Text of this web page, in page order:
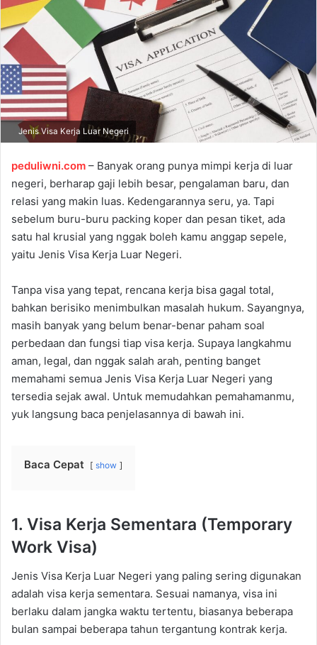
e
m
a
i
l
Jenis Visa Kerja Luar Negeri
peduliwni.com – Banyak orang punya mimpi kerja di luar
negeri, berharap gaji lebih besar, pengalaman baru, dan
relasi yang makin luas. Kedengarannya seru, ya. Tapi
sebelum buru-buru packing koper dan pesan tiket, ada
satu hal krusial yang nggak boleh kamu anggap sepele,
yaitu Jenis Visa Kerja Luar Negeri.
Tanpa visa yang tepat, rencana kerja bisa gagal total,
bahkan berisiko menimbulkan masalah hukum. Sayangnya,
masih banyak yang belum benar-benar paham soal
perbedaan dan fungsi tiap visa kerja. Supaya langkahmu
aman, legal, dan nggak salah arah, penting banget
memahami semua Jenis Visa Kerja Luar Negeri yang
tersedia sejak awal. Untuk memudahkan pemahamanmu,
yuk langsung baca penjelasannya di bawah ini.
Baca Cepat show
1. Visa Kerja Sementara (Temporary
Work Visa)
Jenis Visa Kerja Luar Negeri yang paling sering digunakan
adalah visa kerja sementara. Sesuai namanya, visa ini
berlaku dalam jangka waktu tertentu, biasanya beberapa
bulan sampai beberapa tahun tergantung kontrak kerja.